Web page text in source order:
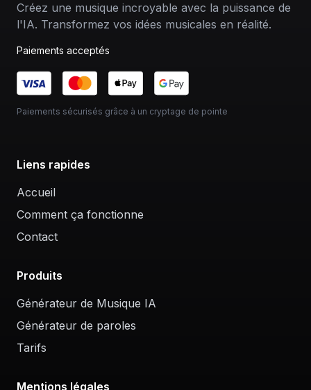
Créez une musique incroyable avec la puissance de
l'IA. Transformez vos idées musicales en réalité.
Paiements acceptés
Paiements sécurisés grâce à un cryptage de pointe
Liens rapides
Accueil
Comment ça fonctionne
Contact
Produits
Générateur de Musique IA
Générateur de paroles
Tarifs
Mentions légales